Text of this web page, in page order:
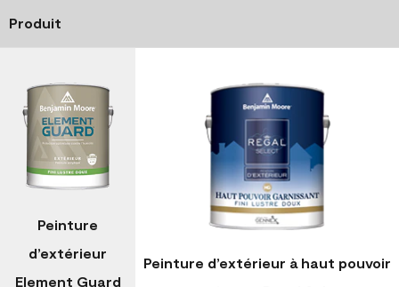
Produit
Peinture
d’extérieur
Element Guard
Peinture d’extérieur à haut pouvoir